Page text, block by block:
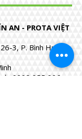
AN - PROTA VIỆT
3, P. Bình Hưng
0902 955 996